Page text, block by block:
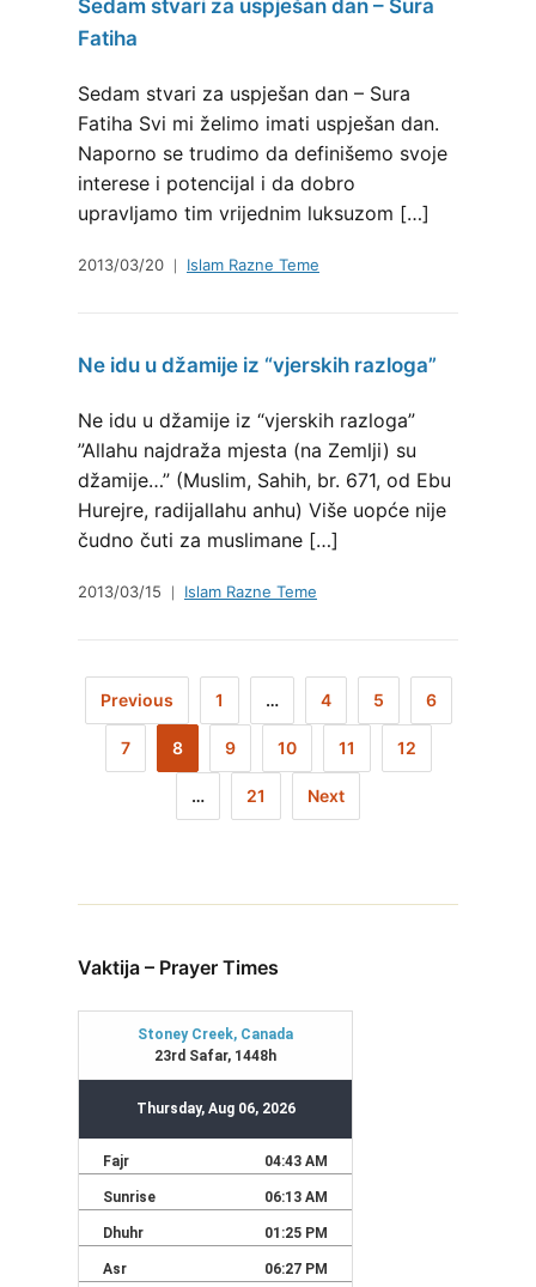
Sedam stvari za uspješan dan – Sura
Fatiha
Sedam stvari za uspješan dan – Sura
Fatiha Svi mi želimo imati uspješan dan.
Naporno se trudimo da definišemo svoje
interese i potencijal i da dobro
upravljamo tim vrijednim luksuzom […]
2013/03/20 Islam Razne Teme
Ne idu u džamije iz “vjerskih razloga”
Ne idu u džamije iz “vjerskih razloga”
”Allahu najdraža mjesta (na Zemlji) su
džamije…” (Muslim, Sahih, br. 671, od Ebu
Hurejre, radijallahu anhu) Više uopće nije
čudno čuti za muslimane […]
2013/03/15 Islam Razne Teme
Previous 1 … 4 5 6
7 8 9 10 11 12
… 21 Next
Vaktija – Prayer Times